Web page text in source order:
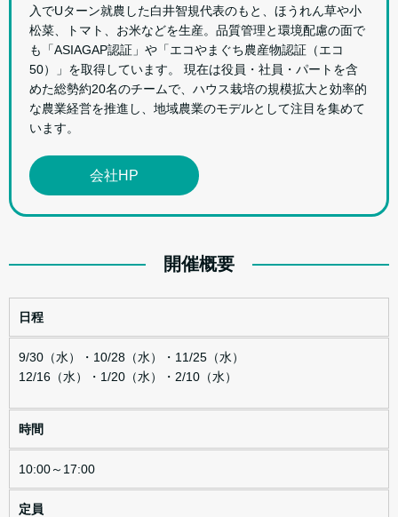
入でUターン就農した白井智規代表のもと、ほうれん草や小
松菜、トマト、お米などを生産。品質管理と環境配慮の面で
も「ASIAGAP認証」や「エコやまぐち農産物認証（エコ
50）」を取得しています。 現在は役員・社員・パートを含
めた総勢約20名のチームで、ハウス栽培の規模拡大と効率的
な農業経営を推進し、地域農業のモデルとして注目を集めて
います。
会社HP
開催概要
日程
9/30（水）・10/28（水）・11/25（水）
12/16（水）・1/20（水）・2/10（水）
時間
10:00～17:00
定員